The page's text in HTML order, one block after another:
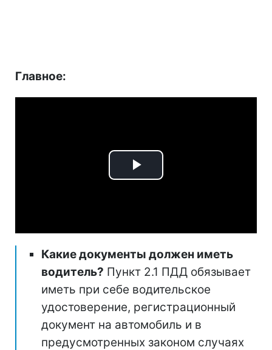
Главное:
Play
Какие документы должен иметь
водитель? Пункт 2.1 ПДД обязывает
иметь при себе водительское
удостоверение, регистрационный
документ на автомобиль и в
предусмотренных законом случаях